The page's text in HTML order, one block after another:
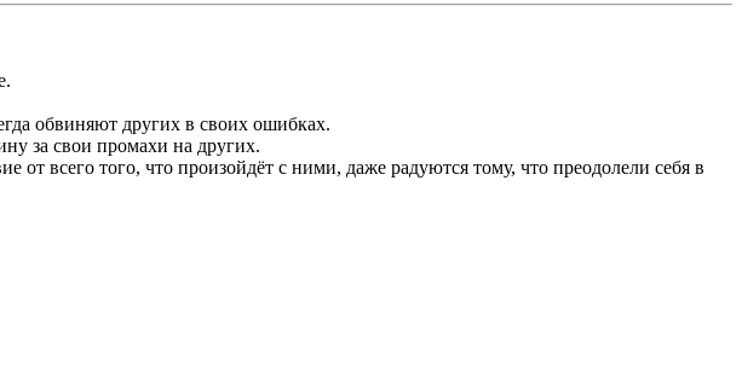
обвиняют других в своих ошибках.
за свои промахи на других.
всего того, что произойдёт с ними, даже радуются тому, что преодолели себя в